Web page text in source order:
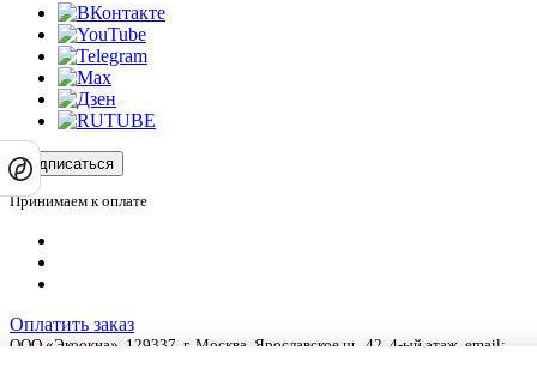
Подписаться
Принимаем к оплате
Оплатить заказ
ООО «Экоокна», 129337, г. Москва Ярославское ш., 42 , 4-ый этаж, email: